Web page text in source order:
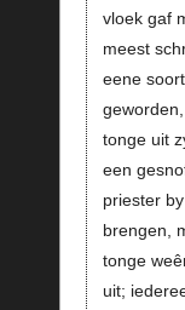
vloek gaf
meest
eene
tonge uit
een
priester
brengen,
tonge
uit;